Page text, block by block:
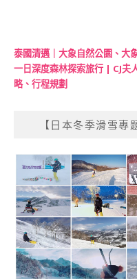
泰國清邁｜大象自然公園、
一日深度森林探索旅行 | CJ
略、行程規劃
【日本冬季滑雪